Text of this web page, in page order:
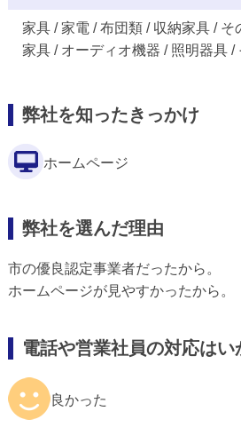
家具 / 家電 / 布団類 / 収納家具 / そ
家具 / オーディオ機器 / 照明器具 /
弊社を知ったきっかけ
ホームページ
弊社を選んだ理由
市の優良認定事業者だったから。
ホームページが見やすかったから。
電話や営業社員の対応はい
良かった